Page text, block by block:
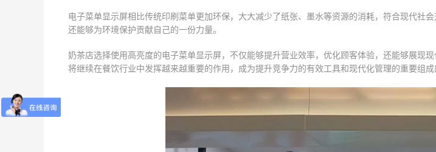
电子菜单显示屏相比传统印刷菜单更加环保，大大减少了纸张、墨水等资源的消耗，符合现代社
还能够为环境保护贡献自己的一份力量。
奶茶店选择使用高亮度的电子菜单显示屏，不仅能够提升营业效率，优化顾客体验，还能够展现
将继续在餐饮行业中发挥越来越重要的作用，成为提升竞争力的有效工具和现代化管理的重要组成